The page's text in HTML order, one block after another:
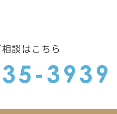
談はこちら
3939